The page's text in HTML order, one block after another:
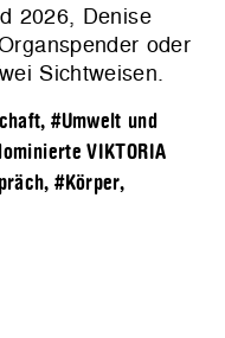
2026, Denise
oder
Sichtweisen.
,#Umwelt und
VIKTORIA
,#Körper,